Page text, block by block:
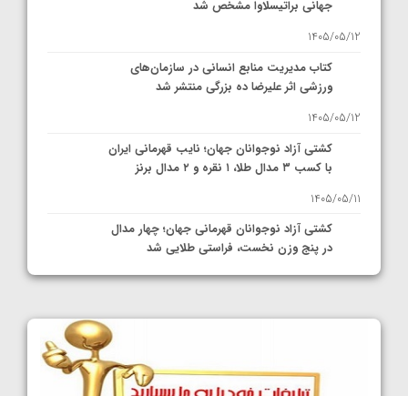
جهانی براتیسلاوا مشخص شد
1405/05/12
کتاب مدیریت منابع انسانی در سازمان‌های
ورزشی اثر علیرضا ده بزرگی منتشر شد
1405/05/12
کشتی آزاد نوجوانان جهان؛ نایب قهرمانی ایران
با کسب ۳ مدال طلا، ۱ نقره و ۲ مدال برنز
1405/05/11
کشتی آزاد نوجوانان قهرمانی جهان؛ چهار مدال
در پنج وزن نخست، فراستی طلایی شد
1405/05/11
کشتی آزاد نوجوانان جهان؛ رقبای نمایندگان